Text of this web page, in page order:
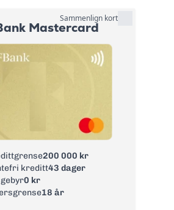
Sammenlign kort
Mastercard
200 000 kr
kreditt43 dager
0 kr
18 år